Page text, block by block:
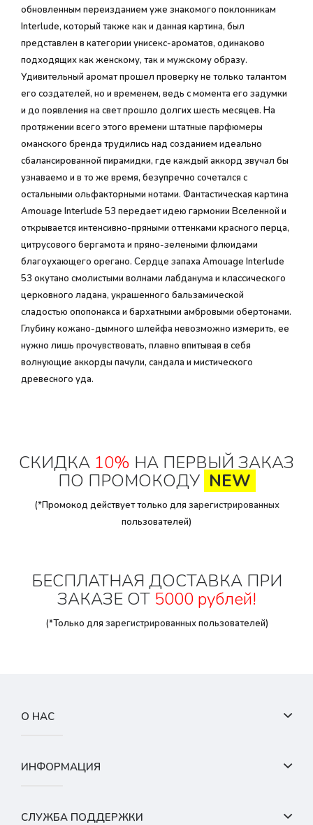
обновленным переизданием уже знакомого поклонникам
Interlude, который также как и данная картина, был
представлен в категории унисекс-ароматов, одинаково
подходящих как женскому, так и мужскому образу.
Удивительный аромат прошел проверку не только талантом
его создателей, но и временем, ведь с момента его задумки
и до появления на свет прошло долгих шесть месяцев. На
протяжении всего этого времени штатные парфюмеры
оманского бренда трудились над созданием идеально
сбалансированной пирамидки, где каждый аккорд звучал бы
узнаваемо и в то же время, безупречно сочетался с
остальными ольфакторными нотами. Фантастическая картина
Amouage Interlude 53 передает идею гармонии Вселенной и
открывается интенсивно-пряными оттенками красного перца,
цитрусового бергамота и пряно-зелеными флюидами
благоухающего орегано. Сердце запаха Amouage Interlude
53 окутано смолистыми волнами лабданума и классического
церковного ладана, украшенного бальзамической
сладостью опопонакса и бархатными амбровыми обертонами.
Глубину кожано-дымного шлейфа невозможно измерить, ее
нужно лишь прочувствовать, плавно впитывая в себя
волнующие аккорды пачули, сандала и мистического
древесного уда.
СКИДКА 10% НА ПЕРВЫЙ ЗАКАЗ
ПО ПРОМОКОДУ NEW
(*Промокод действует только для зарегистрированных
пользователей)
БЕСПЛАТНАЯ ДОСТАВКА ПРИ
ЗАКАЗЕ ОТ 5000 рублей!
(*Только для зарегистрированныхпользователей)
О НАС
ИНФОРМАЦИЯ
СЛУЖБА ПОДДЕРЖКИ